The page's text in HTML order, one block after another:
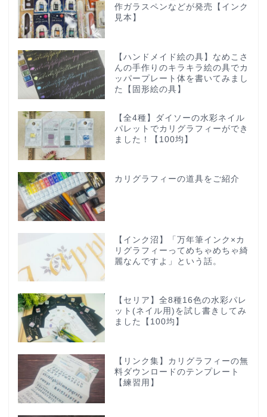
作ガラスペンなどが発売【インク
見本】
【ハンドメイド絵の具】なめこさ
んの手作りのキラキラ絵の具でカ
ッパープレート体を書いてみまし
た【固形絵の具】
【全4種】ダイソーの水彩ネイル
パレットでカリグラフィーができ
ました！【100均】
カリグラフィーの道具をご紹介
【インク沼】「万年筆インク×カ
リグラフィーってめちゃめちゃ綺
麗なんですよ」という話。
【セリア】全8種16色の水彩パレ
ット(ネイル用)を試し書きしてみ
ました【100均】
【リンク集】カリグラフィーの無
料ダウンロードのテンプレート
【練習用】